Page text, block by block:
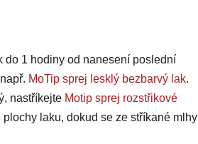
do 1 hodiny od nanesení poslední
MoTip sprej lesklý bezbarvý lak.
nastříkejte Motip sprej rozstřikové
laku, dokud se ze stříkané mlhy